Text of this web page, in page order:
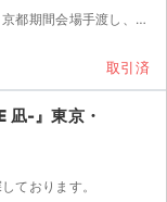
[詳細] 階 列 即決に変更するのでコメント下さい。 京都期間会場手渡し、または最寄り駅コインロッカー...
取引済
凪-』東京・
ております。